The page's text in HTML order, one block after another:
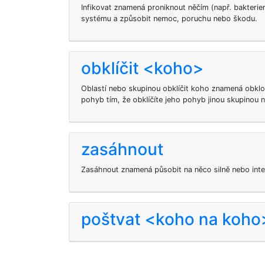
Infikovat znamená proniknout něčím (např.
systému a způsobit nemoc, poruchu nebo škodu.
obklíčit <koho>
Oblastí nebo skupinou obklíčit koho znamená
pohyb tím, že obklíčíte jeho pohyb jinou skupinou
zasáhnout
Zasáhnout znamená působit na něco silně nebo
poštvat <koho na